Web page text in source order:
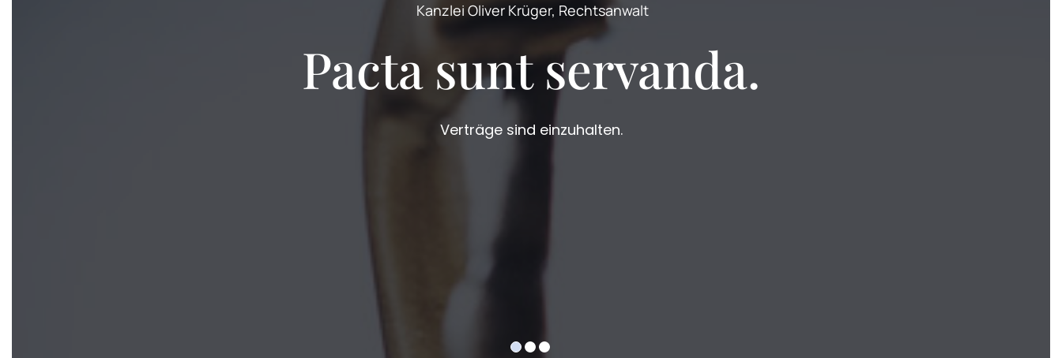
Kanzlei Oliver Krüger, Rechtsanwalt
Pacta sunt servanda.
Verträge sind einzuhalten.